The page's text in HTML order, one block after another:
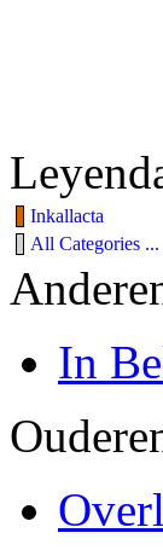
Inkallacta
All Categories ...
In